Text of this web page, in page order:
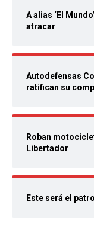
A alias ‘El
atracar
Autodefensas
ratifican su
Roban
Libertador
Este será el